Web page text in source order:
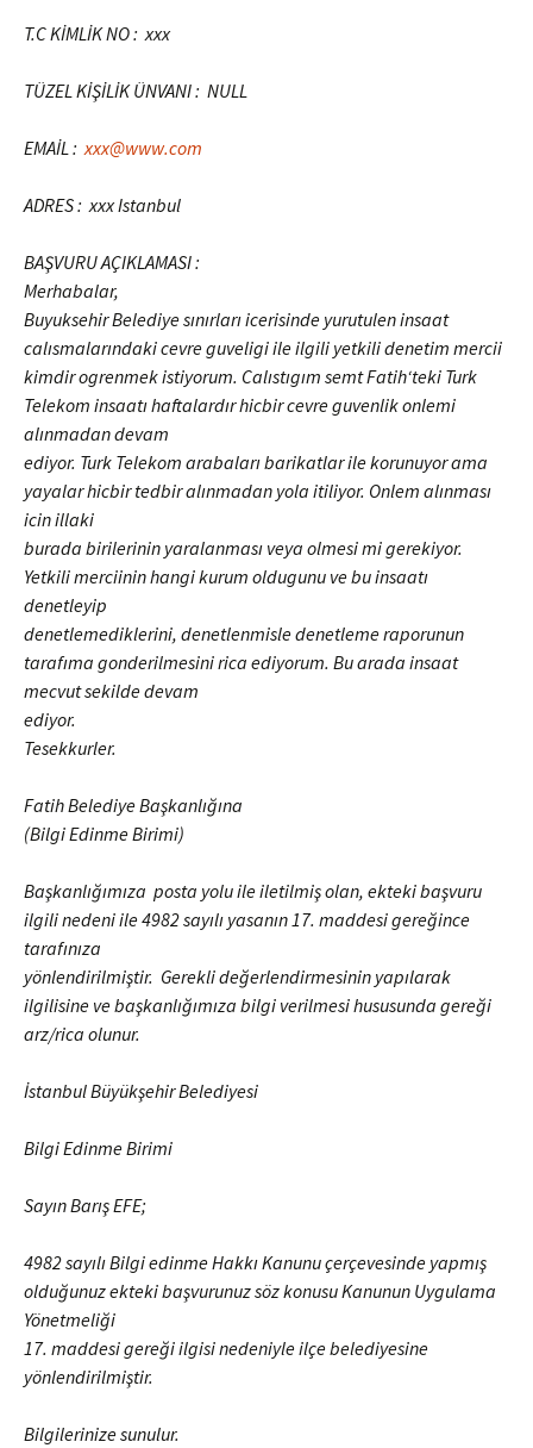
T.C KİMLİK NO : xxx
TÜZEL KİŞİLİK ÜNVANI : NULL
EMAİL :xxx@www.com
ADRES : xxx Istanbul
BAŞVURU AÇIKLAMASI :
Merhabalar,
Buyuksehir Belediye sınırları icerisinde yurutulen insaat
calısmalarındaki cevre guveligi ile ilgili yetkili denetim mercii
kimdir ogrenmek istiyorum. Calıstıgım semtFatih‘teki Turk
Telekom insaatı haftalardır hicbir cevre guvenlik onlemi
alınmadan devam
ediyor. Turk Telekom arabaları barikatlar ile korunuyor ama
yayalar hicbir tedbir alınmadan yola itiliyor. Onlem alınması
icin illaki
burada birilerinin yaralanması veya olmesi mi gerekiyor.
Yetkili merciinin hangi kurum oldugunu ve bu insaatı
denetleyip
denetlemediklerini, denetlenmisle denetleme raporunun
tarafıma gonderilmesini rica ediyorum. Bu arada insaat
mecvut sekilde devam
ediyor.
Tesekkurler.
FatihBelediye Başkanlığına
(Bilgi Edinme Birimi)
Başkanlığımıza posta yolu ile iletilmiş olan, ekteki başvuru
ilgili nedeni ile 4982 sayılı yasanın 17. maddesi gereğince
tarafınıza
yönlendirilmiştir. Gerekli değerlendirmesinin yapılarak
ilgilisine ve başkanlığımıza bilgi verilmesi hususunda gereği
arz/rica olunur.
İstanbul Büyükşehir Belediyesi
Bilgi Edinme Birimi
Sayın Barış EFE;
4982 sayılı Bilgi edinme Hakkı Kanunu çerçevesinde yapmış
olduğunuz ekteki başvurunuz söz konusu Kanunun Uygulama
Yönetmeliği
17. maddesi gereği ilgisi nedeniyle ilçe belediyesine
yönlendirilmiştir.
Bilgilerinize sunulur.